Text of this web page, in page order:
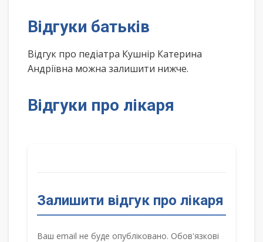
Відгуки батьків
Відгук про педіатра Кушнір Катерина
Андріївна можна залишити нижче.
Відгуки про лікаря
Залишити відгук про лікаря
Ваш email не буде опубліковано. Обов'язкові